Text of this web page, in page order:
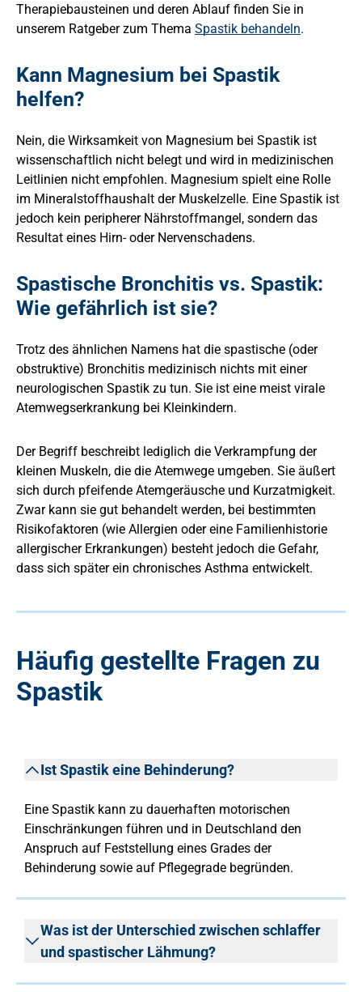
Therapiebausteinen und deren Ablauf finden Sie in
unserem Ratgeber zum Thema Spastik behandeln.
Kann Magnesium bei Spastik
helfen?
Nein, die Wirksamkeit von Magnesium bei Spastik ist
wissenschaftlich nicht belegt und wird in medizinischen
Leitlinien nicht empfohlen. Magnesium spielt eine Rolle
im Mineralstoffhaushalt der Muskelzelle. Eine Spastik ist
jedoch kein peripherer Nährstoffmangel, sondern das
Resultat eines Hirn- oder Nervenschadens.
Spastische Bronchitis vs. Spastik:
Wie gefährlich ist sie?
Trotz des ähnlichen Namens hat die spastische (oder
obstruktive) Bronchitis medizinisch nichts mit einer
neurologischen Spastik zu tun. Sie ist eine meist virale
Atemwegserkrankung bei Kleinkindern.
Der Begriff beschreibt lediglich die Verkrampfung der
kleinen Muskeln, die die Atemwege umgeben. Sie äußert
sich durch pfeifende Atemgeräusche und Kurzatmigkeit.
Zwar kann sie gut behandelt werden, bei bestimmten
Risikofaktoren (wie Allergien oder eine Familienhistorie
allergischer Erkrankungen) besteht jedoch die Gefahr,
dass sich später ein chronisches Asthma entwickelt.
Häufig gestellte Fragen zu
Spastik
Ist Spastik eine Behinderung?
Eine Spastik kann zu dauerhaften motorischen
Einschränkungen führen und in Deutschland den
Anspruch auf Feststellung eines Grades der
Behinderung sowie auf Pflegegrade begründen.
Was ist der Unterschied zwischen schlaffer
und spastischer Lähmung?